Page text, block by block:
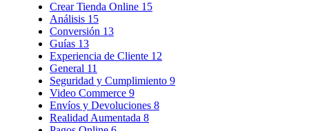
Crear Tienda Online 15
Análisis 15
Conversión 13
Guías 13
Experiencia de Cliente 12
General 11
Seguridad y Cumplimiento 9
Video Commerce 9
Envíos y Devoluciones 8
Realidad Aumentada 8